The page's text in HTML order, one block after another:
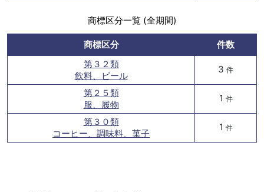
商標区分一覧 (全期間)
商標区分
件数
第３２類
飲料、ビール
3 件
第２５類
服、履物
1 件
第３０類
コーヒー、調味料、菓子
1 件